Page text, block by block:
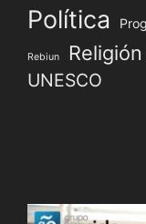
Política
Rebiun Religión
UNESCO